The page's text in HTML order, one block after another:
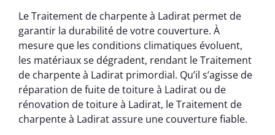
Le Traitement de charpente à Ladirat permet de
garantir la durabilité de votre couverture. À
mesure que les conditions climatiques évoluent,
les matériaux se dégradent, rendant le Traitement
de charpente à Ladirat primordial. Qu’il s’agisse de
réparation de fuite de toiture à Ladirat ou de
rénovation de toiture à Ladirat, le Traitement de
charpente à Ladirat assure une couverture fiable.